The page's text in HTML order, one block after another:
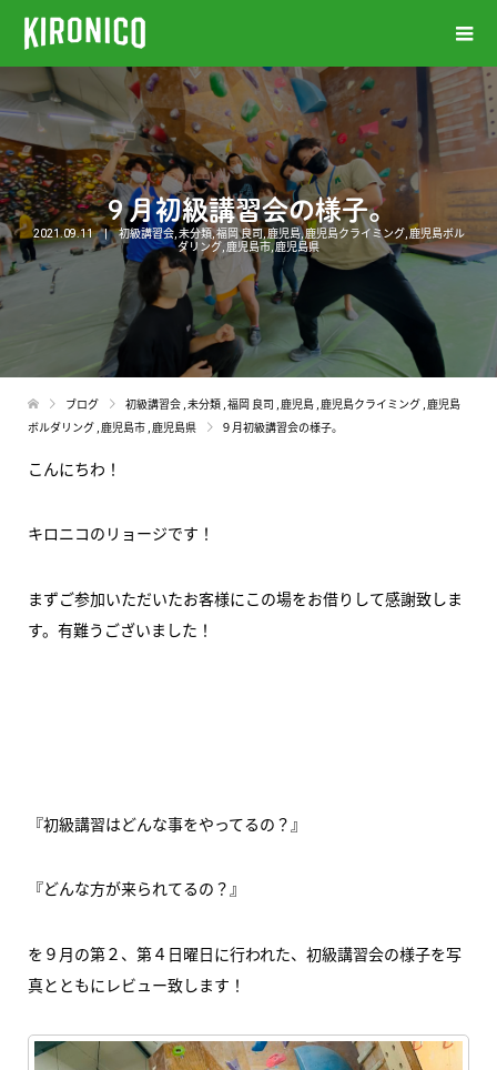
９月初級講習会の様子。
2021.09.11 初級講習会, 未分類,福岡 良司, 鹿児島, 鹿児島クライミング, 鹿児島ボル
ダリング 鹿児島市 ,鹿児島県
ブログ 初級講習会 未分類 福岡 良司 鹿児島 鹿児島クライミング
鹿児島
ボルダリング
鹿児島市 鹿児島県 ９月初級講習会の様子。
こんにちわ！
キロニコのリョージです！
まずご参加いただいたお客様にこの場をお借りして感謝致しま
す。有難うございました！
『初級講習はどんな事をやってるの？』
『どんな方が来られてるの？』
を９月の第２、第４日曜日に行われた、初級講習会の様子を写
真とともにレビュー致します！